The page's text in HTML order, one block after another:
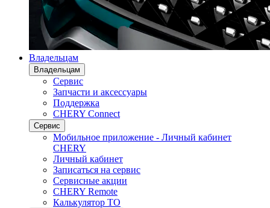
Владельцам
Владельцам
Сервис
Запчасти и аксессуары
Поддержка
CHERY Connect
Сервис
Мобильное приложение - Личный кабинет
CHERY
Личный кабинет
Записаться на сервис
Сервисные акции
CHERY Remote
Калькулятор ТО